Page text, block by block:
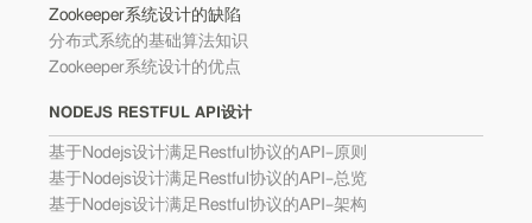
Zookeeper系统设计的缺陷
分布式系统的基础算法知识
Zookeeper系统设计的优点
NODEJS RESTFUL API设计
基于Nodejs设计满足Restful协议的API–原则
基于Nodejs设计满足Restful协议的API–总览
基于Nodejs设计满足Restful协议的API–架构